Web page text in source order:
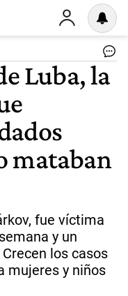
Luba, la
mataban
fue víctima
y un
los casos
mujeres y niños